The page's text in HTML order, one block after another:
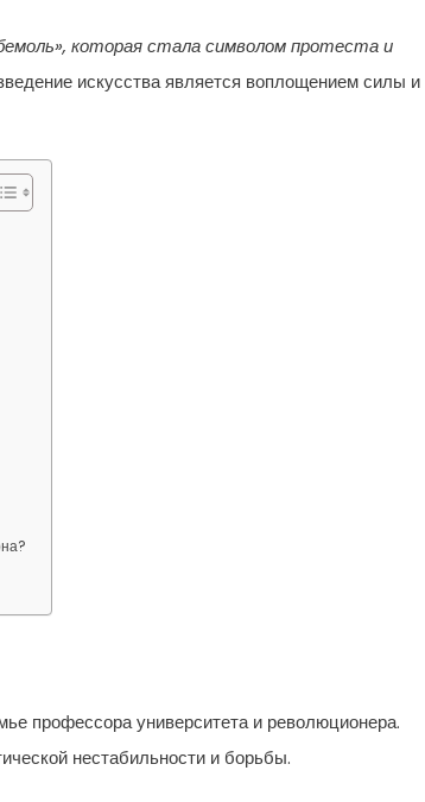
которая стала символом протеста и
искусства является воплощением силы и
профессора университета и революционера.
нестабильности и борьбы.